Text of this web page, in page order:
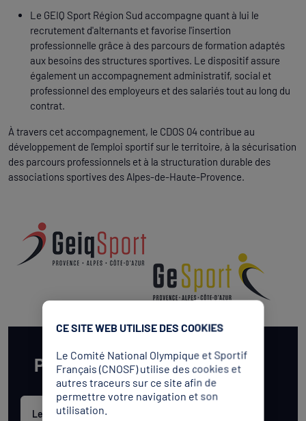
Le GEIQ Sport Région Sud accompagne quant à lui le
recrutement d'alternants et favorise l'insertion
professionnelle grâce à des parcours de formation adaptés
aux besoins des structures sportives. Le dispositif assure
également un accompagnement administratif, social et
professionnel des employeurs et des salariés tout au long du
contrat.
À travers cet accompagnement, le CDOS 04 contribue au
développement de l'emploi sportif sur le territoire, à la sécurisation
des parcours professionnels et à la structuration durable des
associations sportives des Alpes-de-Haute-Provence.
Pour plus d'informations
Les GeSport
CE SITE WEB UTILISE DES COOKIES
Le Comité National Olympique et Sportif
Français (CNOSF) utilise des cookies et
autres traceurs sur ce site afin de
permettre votre navigation et son
utilisation.